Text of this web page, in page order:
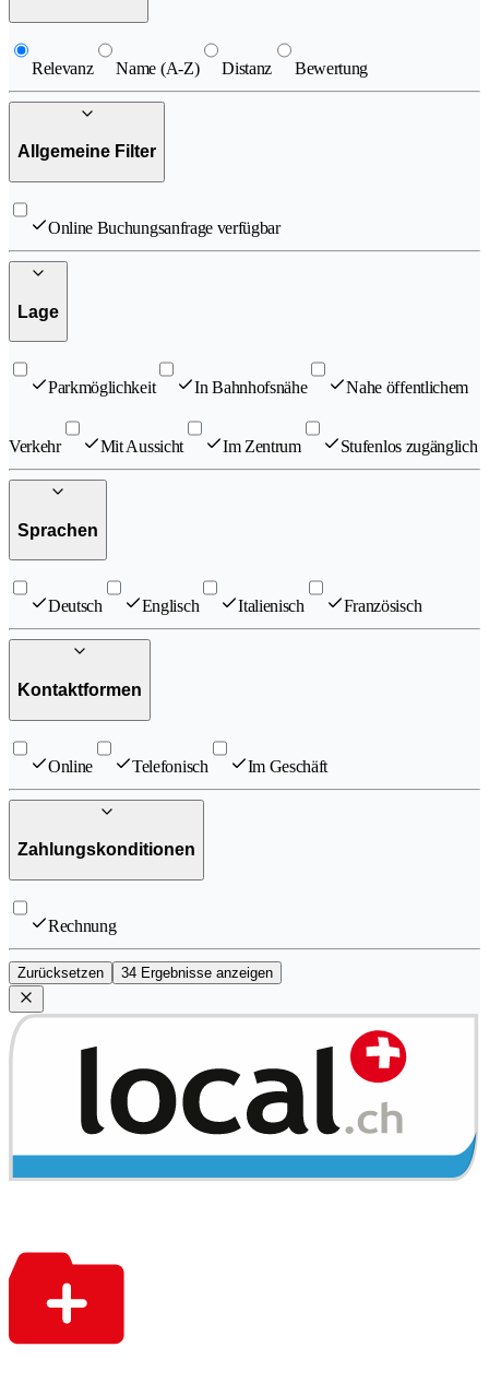
Relevanz Name (A-Z) Distanz Bewertung
Allgemeine Filter
Online Buchungsanfrage verfügbar
Lage
Parkmöglichkeit In Bahnhofsnähe Nahe öffentlichem
Verkehr Mit Aussicht Im Zentrum Stufenlos zugänglich
Sprachen
Deutsch Englisch Italienisch Französisch
Kontaktformen
Online Telefonisch Im Geschäft
Zahlungskonditionen
Rechnung
Zurücksetzen 34 Ergebnisse anzeigen